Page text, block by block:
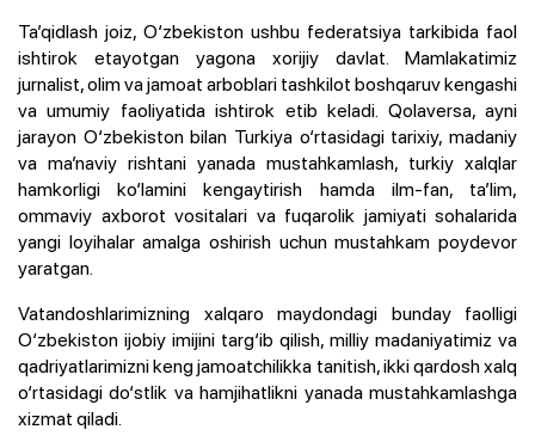
Ta’qidlash joiz, O‘zbekiston ushbu federatsiya tarkibida faol
ishtirok etayotgan yagona xorijiy davlat. Mamlakatimiz
jurnalist, olim va jamoat arboblari tashkilot boshqaruv kengashi
va umumiy faoliyatida ishtirok etib keladi. Qolaversa, ayni
jarayon O‘zbekiston bilan Turkiya o‘rtasidagi tarixiy, madaniy
va ma’naviy rishtani yanada mustahkamlash, turkiy xalqlar
hamkorligi ko‘lamini kengaytirish hamda ilm-fan, ta’lim,
ommaviy axborot vositalari va fuqarolik jamiyati sohalarida
yangi loyihalar amalga oshirish uchun mustahkam poydevor
yaratgan.
Vatandoshlarimizning xalqaro maydondagi bunday faolligi
O‘zbekiston ijobiy imijini targ‘ib qilish, milliy madaniyatimiz va
qadriyatlarimizni keng jamoatchilikka tanitish, ikki qardosh xalq
o‘rtasidagi do‘stlik va hamjihatlikni yanada mustahkamlashga
xizmat qiladi.